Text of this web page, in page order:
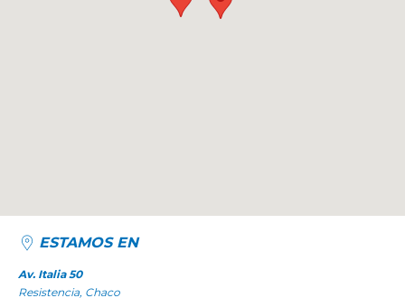
ESTAMOS EN
Av. Italia 50
Resistencia, Chaco